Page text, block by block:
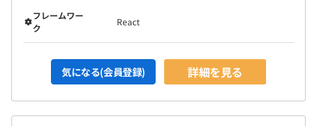
新卒時は営業職からスタートしました。
入社後、PCを利用するようになった事でプログラミング
やIT技術全般への
興味を持つようになり、独学で勉強し技術職へ転向。
フレームワー
ク
React
気になる(会員登録) 詳細を見る